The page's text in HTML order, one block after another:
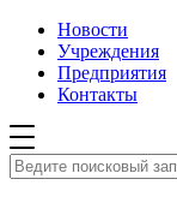
Новости
Учреждения
Предприятия
Контакты